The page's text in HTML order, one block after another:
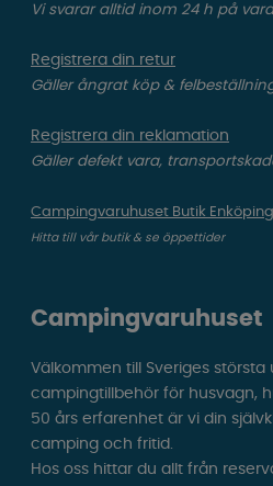
Vi svarar alltid inom 24 h på
Registrera din retur
Gäller ångrat köp &
Registrera din reklamation
Gäller defekt vara,
Campingvaruhuset Butik Enköping
Hitta till vår butik & se öppettider
Campingvaruhuset
Välkommen till Sveriges största
campingtillbehör för husvagn,
50 års erfarenhet är vi din
camping och fritid.
Hos oss hittar du allt från